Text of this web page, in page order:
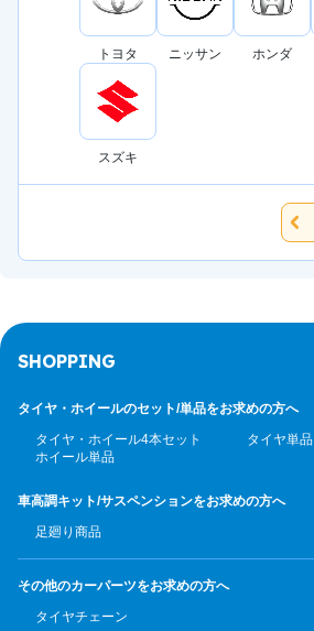
トヨタ ニッサン ホンダ
スズキ
SHOPPING
タイヤ・ホイールのセット/単品をお求めの方へ
タイヤ・ホイール4本セット
タイヤ単品
ホイール単品
車高調キット/サスペンションをお求めの方へ
足廻り商品
その他のカーパーツをお求めの方へ
タイヤチェーン